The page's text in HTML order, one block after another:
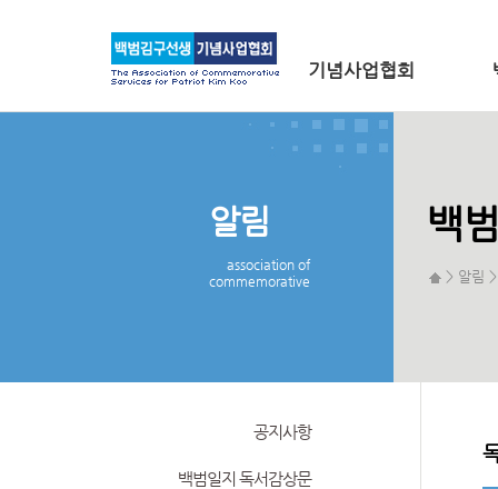
기념사업협회
알림
association of
commemorative
백
> 알림
공지사항
백범일지 독서감상문